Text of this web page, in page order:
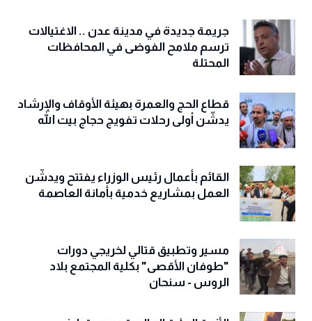
جريمة جديدة في مدينة عدن .. الاغتيالات
ترسم ملامح الفوضى في المحافظات
المحتلة
قطاع الحج والعمرة بهيئة الأوقاف والإرشاد
يدشّن أولى رحلات تفويج حجاج بيت الله
القائم بأعمال رئيس الوزراء يفتتح ويدشّن
العمل بمشاريع خدمية بأمانة العاصمة
مسير وتطبيق قتالي لخريجي دورات
"طوفان الأقصى" بكلية المجتمع بلاد
الروس - سنحان